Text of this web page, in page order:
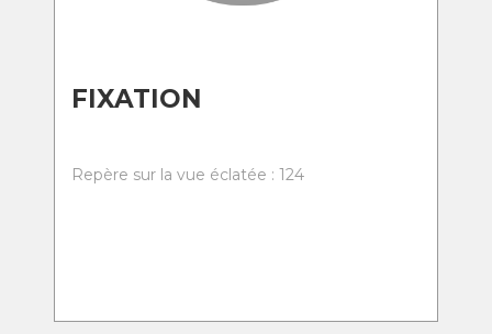
FIXATION
Repère sur la vue éclatée : 124